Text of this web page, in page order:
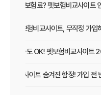
보장 vs 보험료? 펫보험비교사이트
펫보험비교사이트, 무작정 가
초보 집사도 OK! 펫보험비교사이트
험비교사이트 숨겨진 함정! 가입 전